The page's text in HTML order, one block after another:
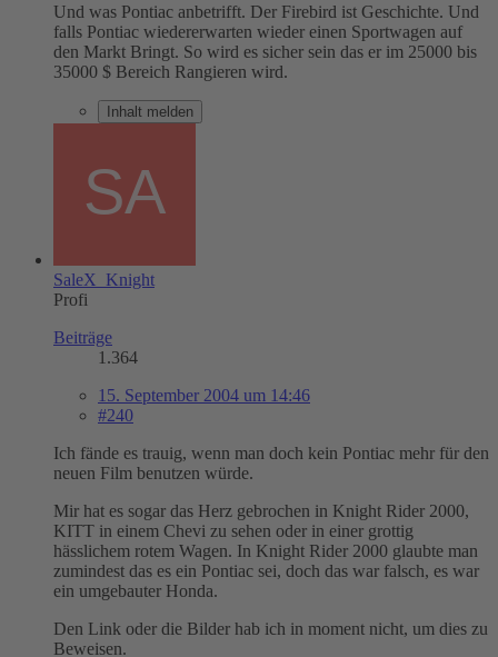
Und was Pontiac anbetrifft. Der Firebird ist Geschichte. Und
falls Pontiac wiedererwarten wieder einen Sportwagen auf
den Markt Bringt. So wird es sicher sein das er im 25000 bis
35000 $ Bereich Rangieren wird.
Inhalt melden
SaleX_Knight
Profi
Beiträge
1.364
15. September 2004 um 14:46
#240
Ich fände es trauig, wenn man doch kein Pontiac mehr für den
neuen Film benutzen würde.
Mir hat es sogar das Herz gebrochen in Knight Rider 2000,
KITT in einem Chevi zu sehen oder in einer grottig
hässlichem rotem Wagen. In Knight Rider 2000 glaubte man
zumindest das es ein Pontiac sei, doch das war falsch, es war
ein umgebauter Honda.
Den Link oder die Bilder hab ich in moment nicht, um dies zu
Beweisen.